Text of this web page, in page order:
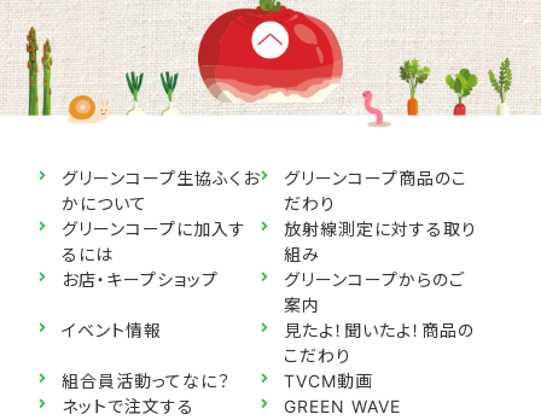
グリーンコープ生協ふくお
かについて
グリーンコープ商品のこ
だわり
グリーンコープに加入す
るには
放射線測定に対する取り
組み
お店・キープショップ
グリーンコープからのご
案内
イベント情報
見たよ！聞いたよ！商品の
こだわり
組合員活動ってなに？
TVCM動画
ネットで注文する
GREEN WAVE